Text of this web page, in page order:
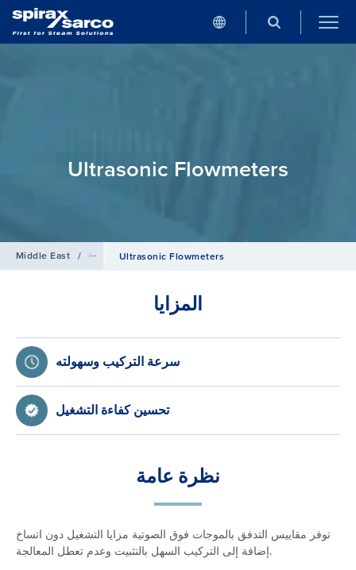
Ultrasonic Flowmeters
Middle East / Products / مقياس التدفق
Ultrasonic Flowmeters
المزايا
سرعة التركيب وسهولته
تحسين كفاءة التشغيل
نظرة عامة
توفر مقاييس التدفق بالموجات فوق الصوتية مزايا التشغيل دون اتساخ
إضافة إلى التركيب السهل بالتثبيت وعدم تعطل المعالجة.